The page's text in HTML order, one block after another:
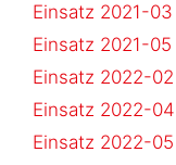
Einsatz 2021-03
Einsatz 2021-05
Einsatz 2022-02
Einsatz 2022-04
Einsatz 2022-05